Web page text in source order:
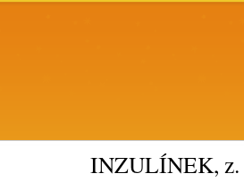
INZULÍNEK, z.